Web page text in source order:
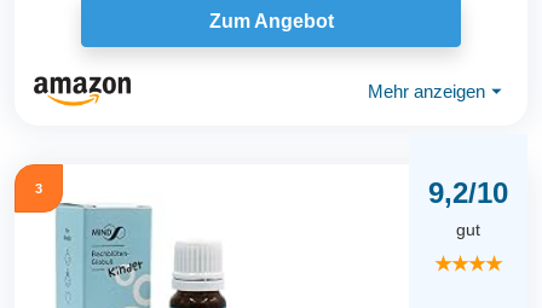
Zum Angebot
Mehr anzeigen ⏷
3 9,2/10
gut
★★★★